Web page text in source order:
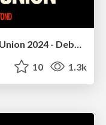
10 1.3k